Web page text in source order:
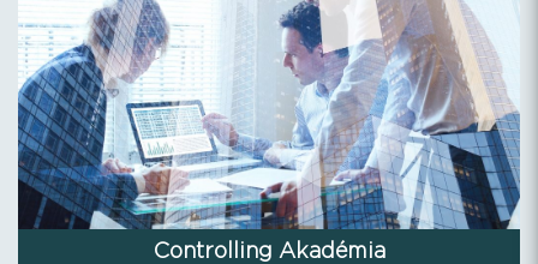
Controlling Akadémia